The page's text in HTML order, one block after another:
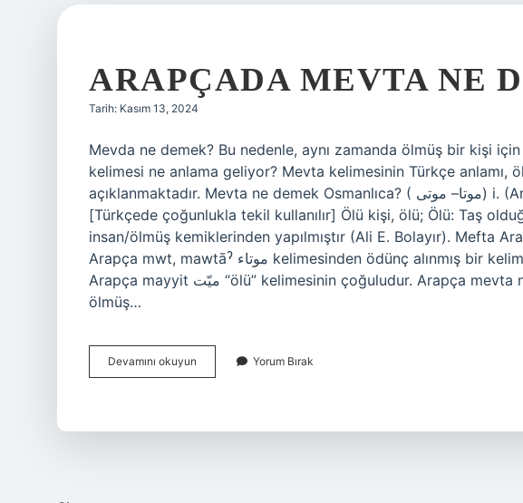
ARAPÇADA MEVTA NE
Tarih: Kasım 13, 2024
Mevda ne demek? Bu nedenle, aynı zamanda ölmüş bir kişi
kelimesi ne anlama geliyor? Mevta kelimesinin Türkçe anlamı,
açıklanmaktadır. Mevta ne demek Osmanlıca? ( ﻣﻮﺗﺎ– ﻣﻮﺗﻰ) i. (Ar. meyyit, “ölü”nün çoğulu, mevtā)
[Türkçede çoğunlukla tekil kullanılır] Ölü kişi, ölü; Ölü: Taş
insan/ölmüş kemiklerinden yapılmıştır (Ali E. Bolayır). Mefta
Arapça mwt, mawtāˀ موتاء kelimesinden ödünç alınmış bir kelimedir ve “ölü” anlamına gelir. Bu kelime
Arapça mayyit ميّت “ölü” kelimesinin çoğuludur. Arapça mevta ne demek? İsim. (Fizyoloji) ölü,
ölmüş…
Devamını okuyun Arapçada
Mevta
Yorum Bırak